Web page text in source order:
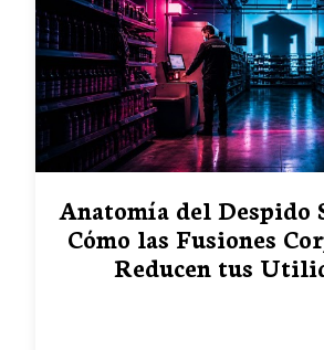
Anatomía del Despido
Cómo las Fusiones
Reducen tus